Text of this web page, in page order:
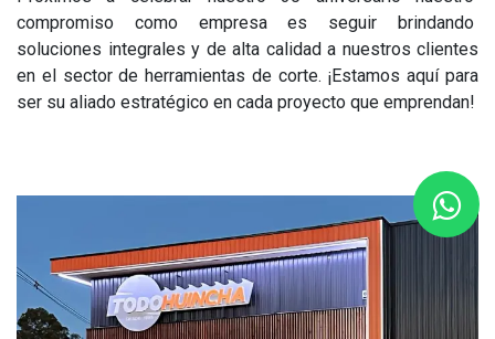
compromiso como empresa es seguir brindando
soluciones integrales y de alta calidad a nuestros clientes
en el sector de herramientas de corte. ¡Estamos aquí para
ser su aliado estratégico en cada proyecto que emprendan!